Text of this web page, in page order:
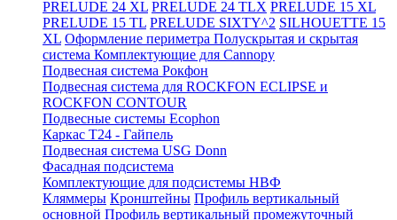
PRELUDE 24 XL PRELUDE 24 TLX PRELUDE 15 XL
PRELUDE 15 TL PRELUDE SIXTY^2 SILHOUETTE 15
XL Оформление периметра Полускрытая и скрытая
система Комплектующие для Cannopy
Подвесная система Рокфон
Подвесная система для ROCKFON ECLIPSE и
ROCKFON CONTOUR
Подвесные системы Ecophon
Каркас Т24 - Гайпель
Подвесная система USG Donn
Фасадная подсистема
Комплектующие для подсистемы НВФ
Кляммеры Кронштейны Профиль вертикальный
основной Профиль вертикальный промежуточный